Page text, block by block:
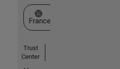
Sélectionner un site web
France
Trust
Center